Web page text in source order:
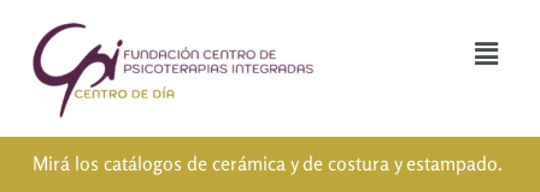
Mirá los catálogos de cerámica y de costura y estampado.